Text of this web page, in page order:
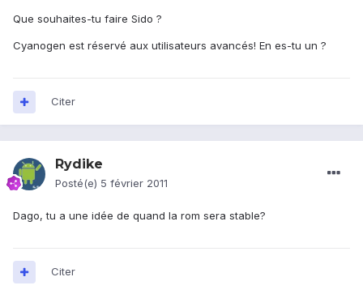
Que souhaites-tu faire Sido ?
Cyanogen est réservé aux utilisateurs avancés! En es-tu un ?
Citer
Rydike
Posté(e) 5 février 2011
Dago, tu a une idée de quand la rom sera stable?
Citer